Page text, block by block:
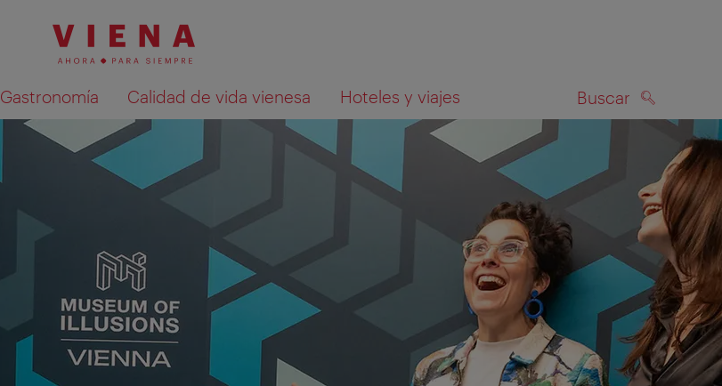
Gastronomía Calidad de vida vienesa Hoteles y viajes Buscar
Mostrar resultados de la búsqueda en el mapa BUSCAR